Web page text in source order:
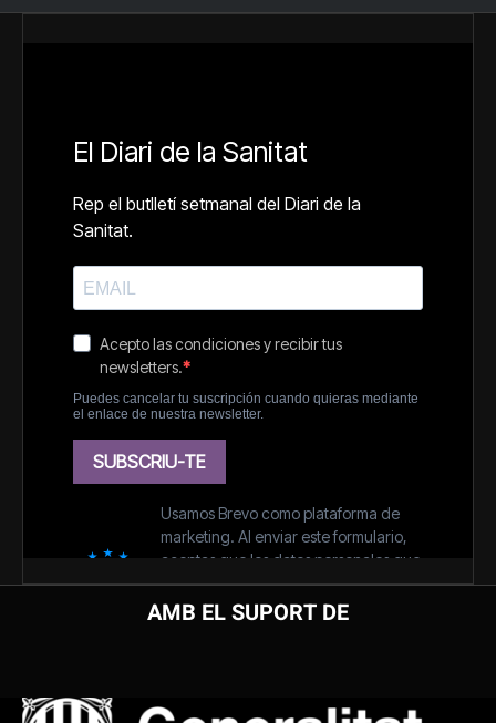
AMB EL SUPORT DE